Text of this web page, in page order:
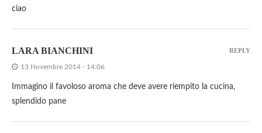
ciao
LARA BIANCHINI
13 Novembre 2014 - 14:06
Immagino il favoloso aroma che deve avere riempito la cucina,
splendido pane
REPLY